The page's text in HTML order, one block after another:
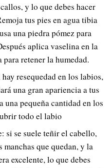
y lo que debes hacer
tus pies en agua tibia
una piedra pómez para
aplica vaselina en la
retener la humedad.
resequedad en los labios,
una gran apariencia a tus
pequeña cantidad en los
todo el labio
si se suele teñir el cabello,
que quedan, y la
excelente, lo que debes